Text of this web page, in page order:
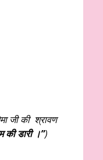
जी की श्रावण
की डारी ।”)